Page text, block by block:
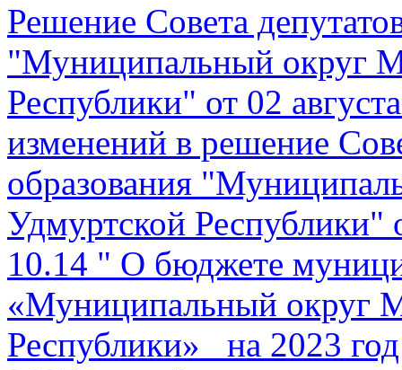
Решение Совета
"Муниципальный округ
Республики" от 02
изменений в решение
образования
Удмуртской Республики"
10.14 " О бюджете
«Муниципальный округ
Республики» на 2023